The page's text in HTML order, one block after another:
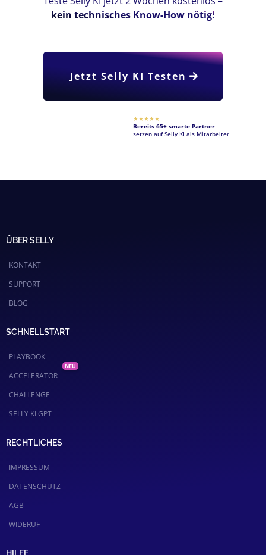
kein technisches Know-How nötig!
Jetzt Selly KI Testen
★★★★★
Bereits 65+ smarte Partner
setzen auf Selly KI als Mitarbeiter
ÜBER SELLY
KONTAKT
SUPPORT
BLOG
SCHNELLSTART
PLAYBOOK
ACCELERATOR
CHALLENGE
SELLY KI GPT
RECHTLICHES
IMPRESSUM
DATENSCHUTZ
AGB
WIDERUF